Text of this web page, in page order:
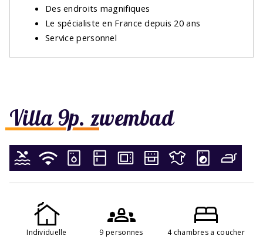
Villa 9p. zwembad
Individuelle 9 personnes 4 chambres a coucher
Des endroits magnifiques
Le spécialiste en France depuis 20 ans
Service personnel